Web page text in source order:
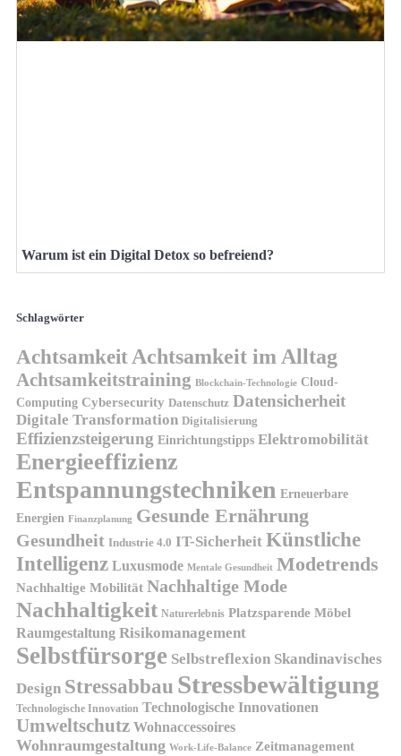
Warum ist ein Digital Detox so befreiend?
Schlagwörter
AchtsamkeitAchtsamkeit im Alltag
Achtsamkeitstraining Blockchain-Technologie Cloud-
Computing Cybersecurity Datenschutz Datensicherheit
Digitale Transformation Digitalisierung
Effizienzsteigerung Einrichtungstipps Elektromobilität
Energieeffizienz
Entspannungstechniken Erneuerbare
Energien Finanzplanung Gesunde Ernährung
Gesundheit Industrie 4.0 IT-Sicherheit Künstliche
Intelligenz Luxusmode Mentale Gesundheit Modetrends
Nachhaltige Mobilität Nachhaltige Mode
Nachhaltigkeit Naturerlebnis Platzsparende Möbel
Raumgestaltung Risikomanagement
Selbstfürsorge Selbstreflexion Skandinavisches
Design Stressabbau Stressbewältigung
Technologische Innovation Technologische Innovationen
Umweltschutz Wohnaccessoires
Wohnraumgestaltung Work-Life-Balance Zeitmanagement